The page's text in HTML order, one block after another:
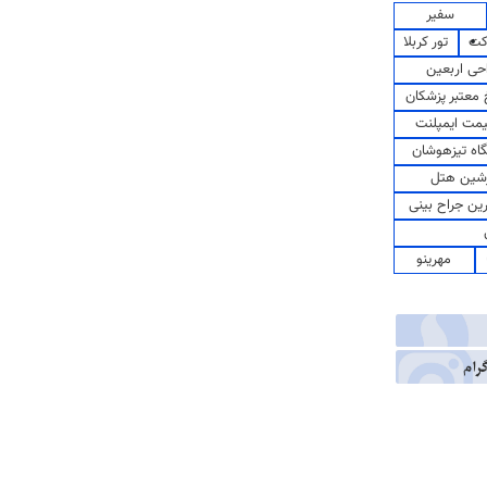
سفیر
تور کربلا
اربعین
پزشکان
ایمپلنت
تیزهوشان
هتل
جراح بینی
مهرینو